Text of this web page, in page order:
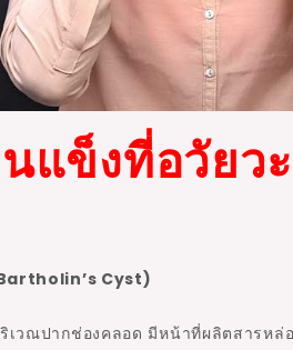
แข็งที่อวัยว
Cyst)
เวณปากช่องคลอด มีหน้าที่ผลิตสารห